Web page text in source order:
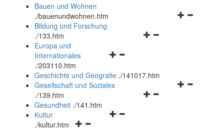
Bauen und Wohnen
./bauenundwohnen.htm
Navigationsmenü
Bildung und Forschung
./133.htm
Navigationsmenü
und
schließen
Europa und
Internationales
./203110.htm
Geschichte und Geografie ./141017.htm
Navigationsmenü
Gesellschaft und Soziales
./139.htm
Navigationsmenü
Gesundheit ./141.htm
Navigationsmenü
Kultur
./kultur.htm